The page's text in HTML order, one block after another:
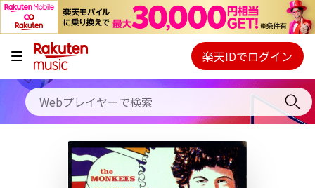
キャンペーン
料金プラン
使い方
初回30日間無料お試し
Webプレイヤー
ご契約内容の確認・変更
楽天IDでログイン